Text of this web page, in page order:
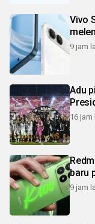
Vivo
9 jam
Adu
16 jam
baru
9 jam